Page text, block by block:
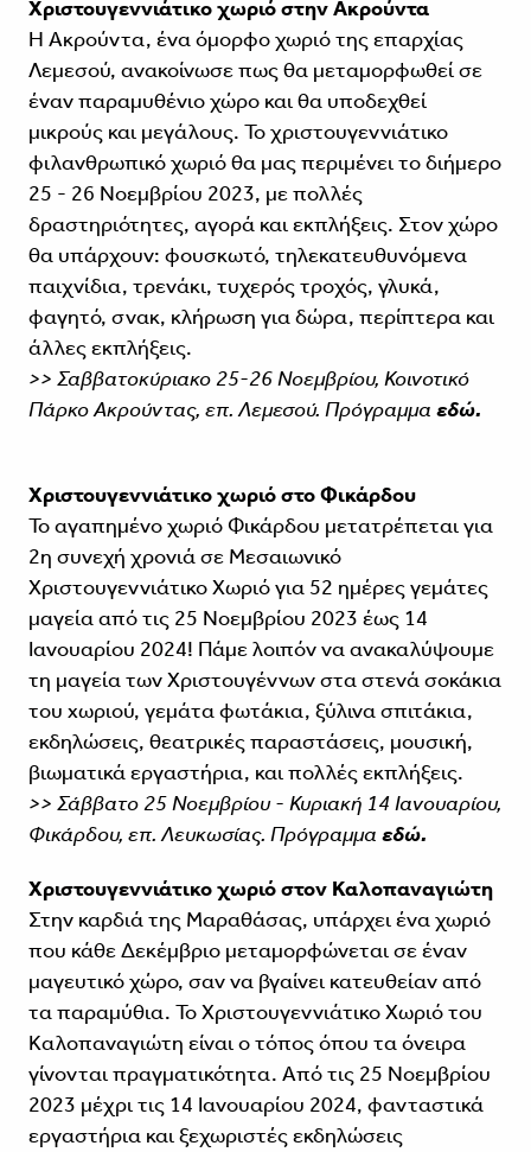
Χριστουγεννιάτικο χωριό στην Ακρούντα
Η Ακρούντα, ένα όμορφο χωριό της επαρχίας
Λεμεσού, ανακοίνωσε πως θα μεταμορφωθεί σε
έναν παραμυθένιο χώρο και θα υποδεχθεί
μικρούς και μεγάλους. Το χριστουγεννιάτικο
φιλανθρωπικό χωριό θα μας περιμένει το διήμερο
25 - 26 Νοεμβρίου 2023, με πολλές
δραστηριότητες, αγορά και εκπλήξεις. Στον χώρο
θα υπάρχουν: φουσκωτό, τηλεκατευθυνόμενα
παιχνίδια, τρενάκι, τυχερός τροχός, γλυκά,
φαγητό, σνακ, κλήρωση για δώρα, περίπτερα και
άλλες εκπλήξεις.
>> Σαββατοκύριακο 25-26 Νοεμβρίου, Κοινοτικό
Πάρκο Ακρούντας, επ. Λεμεσού. Πρόγραμμα εδώ.
Χριστουγεννιάτικο χωριό στο Φικάρδου
Το αγαπημένο χωριό Φικάρδου μετατρέπεται για
2η συνεχή χρονιά σε Μεσαιωνικό
Χριστουγεννιάτικο Χωριό για 52 ημέρες γεμάτες
μαγεία από τις 25 Νοεμβρίου 2023 έως 14
Ιανουαρίου 2024! Πάμε λοιπόν να ανακαλύψουμε
τη μαγεία των Χριστουγέννων στα στενά σοκάκια
του xωριού, γεμάτα φωτάκια, ξύλινα σπιτάκια,
εκδηλώσεις, θεατρικές παραστάσεις, μουσική,
βιωματικά εργαστήρια, και πολλές εκπλήξεις.
>> Σάββατο 25 Νοεμβρίου - Κυριακή 14 Ιανουαρίου,
Φικάρδου, επ. Λευκωσίας. Πρόγραμμα εδώ.
Χριστουγεννιάτικο χωριό στον Καλοπαναγιώτη
Στην καρδιά της Μαραθάσας, υπάρχει ένα χωριό
που κάθε Δεκέμβριο μεταμορφώνεται σε έναν
μαγευτικό χώρο, σαν να βγαίνει κατευθείαν από
τα παραμύθια. Το Χριστουγεννιάτικο Χωριό του
Καλοπαναγιώτη είναι ο τόπος όπου τα όνειρα
γίνονται πραγματικότητα. Από τις 25 Νοεμβρίου
2023 μέχρι τις 14 Ιανουαρίου 2024, φανταστικά
εργαστήρια και ξεχωριστές εκδηλώσεις